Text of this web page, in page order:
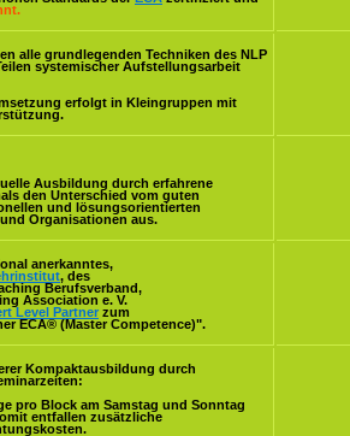
alle grundlegenden Techniken des NLP
systemischer Aufstellungsarbeit
erfolgt in Kleingruppen mit
Ausbildung durch erfahrene
den Unterschied vom guten
und lösungsorientierten
Organisationen aus.
anerkanntes,
, des
Berufsverband,
Association e. V.
Level Partner zum
ECA® (Master Competence)".
Kompaktausbildung durch
pro Block am Samstag und Sonntag
entfallen zusätzliche